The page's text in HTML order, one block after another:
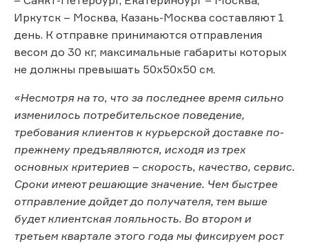
Иркутск – Москва, Казань-Москва составляют 1
день. К отправке принимаются отправления
весом до 30 кг, максимальные габариты которых
не должны превышать 50х50х50 см.
«Несмотря на то, что за последнее время сильно
изменилось потребительское поведение,
требования клиентов к курьерской доставке по-
прежнему предъявляются, исходя из трех
основных критериев – скорость, качество, сервис.
Сроки имеют решающие значение. Чем быстрее
отправление дойдет до получателя, тем выше
будет клиентская лояльность. Во втором и
третьем квартале этого года мы фиксируем рост